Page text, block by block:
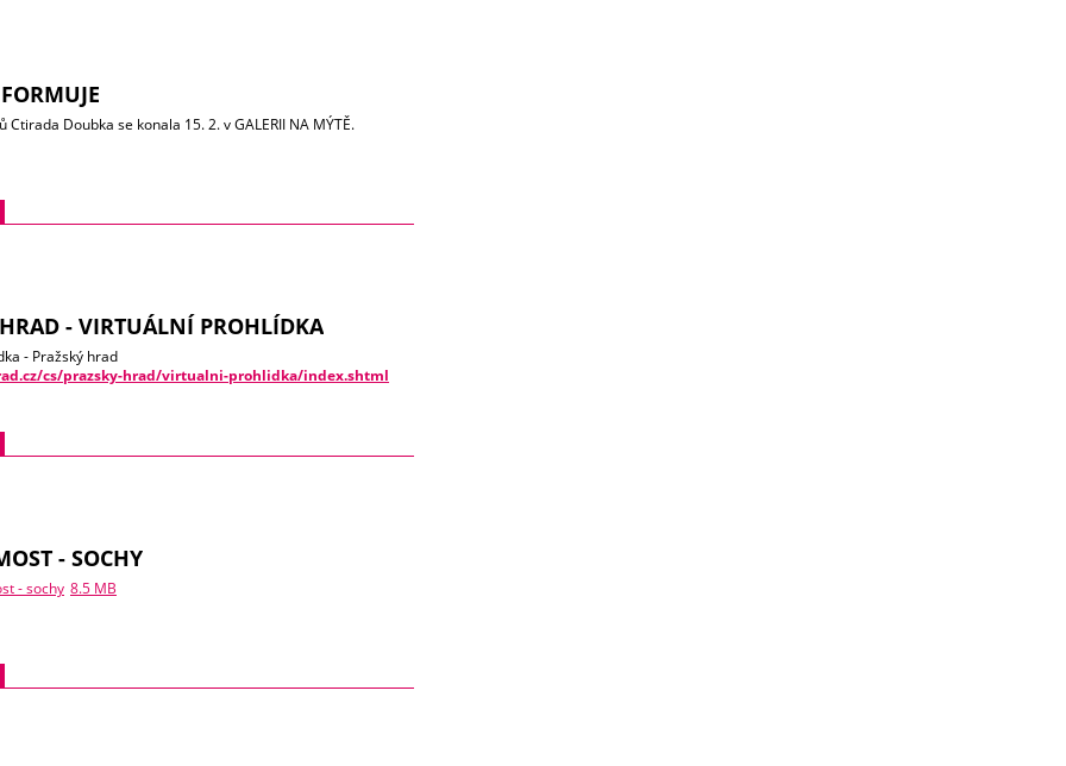
Ctirada Doubka se konala 15. 2. v GALERII NA MÝTĚ.
- VIRTUÁLNÍ PROHLÍDKA
- Pražský hrad
cs/prazsky-hrad/virtualni-prohlidka/index.shtml
- SOCHY
- sochy 8.5 MB